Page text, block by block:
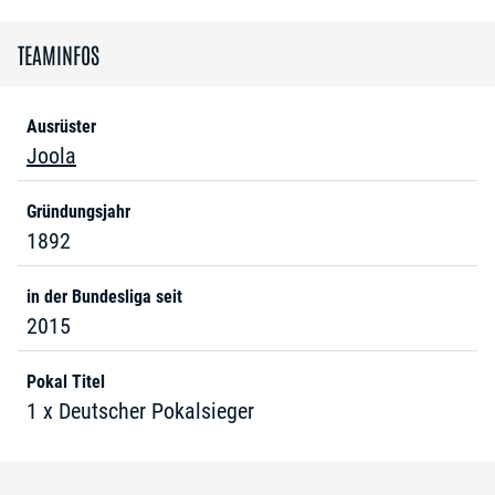
TEAMINFOS
Ausrüster
Joola
Gründungsjahr
1892
in der Bundesliga seit
2015
Pokal Titel
1 x Deutscher Pokalsieger